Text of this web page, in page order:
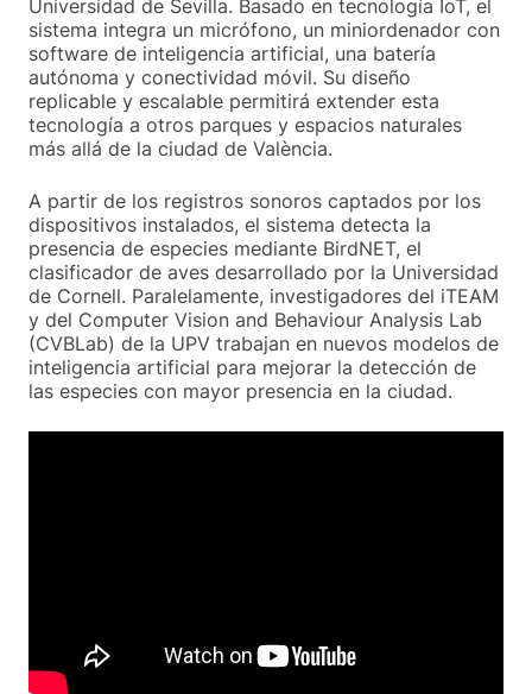
Universidad de Sevilla. Basado en tecnología IoT, el
sistema integra un micrófono, un miniordenador con
software de inteligencia artificial, una batería
autónoma y conectividad móvil. Su diseño
replicable y escalable permitirá extender esta
tecnología a otros parques y espacios naturales
más allá de la ciudad de València.
A partir de los registros sonoros captados por los
dispositivos instalados, el sistema detecta la
presencia de especies mediante BirdNET, el
clasificador de aves desarrollado por la Universidad
de Cornell. Paralelamente, investigadores del iTEAM
y del Computer Vision and Behaviour Analysis Lab
(CVBLab) de la UPV trabajan en nuevos modelos de
inteligencia artificial para mejorar la detección de
las especies con mayor presencia en la ciudad.